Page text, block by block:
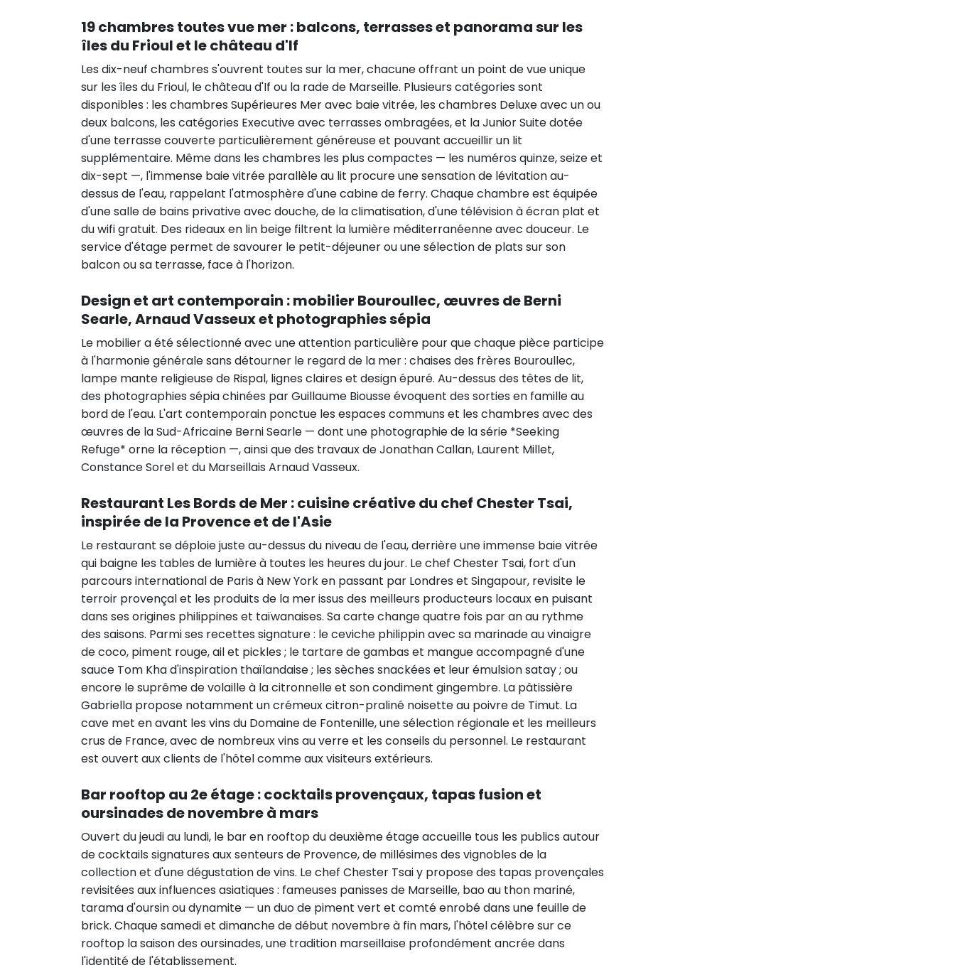
19 chambres toutes vue mer : balcons, terrasses et panorama sur les
îles du Frioul et le château d'If
Les dix-neuf chambres s'ouvrent toutes sur la mer, chacune offrant un point de vue unique
sur les îles du Frioul, le château d'If ou la rade de Marseille. Plusieurs catégories sont
disponibles : les chambres Supérieures Mer avec baie vitrée, les chambres Deluxe avec un ou
deux balcons, les catégories Executive avec terrasses ombragées, et la Junior Suite dotée
d'une terrasse couverte particulièrement généreuse et pouvant accueillir un lit
supplémentaire. Même dans les chambres les plus compactes — les numéros quinze, seize et
dix-sept —, l'immense baie vitrée parallèle au lit procure une sensation de lévitation au-
dessus de l'eau, rappelant l'atmosphère d'une cabine de ferry. Chaque chambre est équipée
d'une salle de bains privative avec douche, de la climatisation, d'une télévision à écran plat et
du wifi gratuit. Des rideaux en lin beige filtrent la lumière méditerranéenne avec douceur. Le
service d'étage permet de savourer le petit-déjeuner ou une sélection de plats sur son
balcon ou sa terrasse, face à l'horizon.
Design et art contemporain : mobilier Bouroullec, œuvres de Berni
Searle, Arnaud Vasseux et photographies sépia
Le mobilier a été sélectionné avec une attention particulière pour que chaque pièce participe
à l'harmonie générale sans détourner le regard de la mer : chaises des frères Bouroullec,
lampe mante religieuse de Rispal, lignes claires et design épuré. Au-dessus des têtes de lit,
des photographies sépia chinées par Guillaume Biousse évoquent des sorties en famille au
bord de l'eau. L'art contemporain ponctue les espaces communs et les chambres avec des
œuvres de la Sud-Africaine Berni Searle — dont une photographie de la série *Seeking
Refuge* orne la réception —, ainsi que des travaux de Jonathan Callan, Laurent Millet,
Constance Sorel et du Marseillais Arnaud Vasseux.
Restaurant Les Bords de Mer : cuisine créative du chef Chester Tsai,
inspirée de la Provence et de l'Asie
Le restaurant se déploie juste au-dessus du niveau de l'eau, derrière une immense baie vitrée
qui baigne les tables de lumière à toutes les heures du jour. Le chef Chester Tsai, fort d'un
parcours international de Paris à New York en passant par Londres et Singapour, revisite le
terroir provençal et les produits de la mer issus des meilleurs producteurs locaux en puisant
dans ses origines philippines et taïwanaises. Sa carte change quatre fois par an au rythme
des saisons. Parmi ses recettes signature : le ceviche philippin avec sa marinade au vinaigre
de coco, piment rouge, ail et pickles ; le tartare de gambas et mangue accompagné d'une
sauce Tom Kha d'inspiration thaïlandaise ; les sèches snackées et leur émulsion satay ; ou
encore le suprême de volaille à la citronnelle et son condiment gingembre. La pâtissière
Gabriella propose notamment un crémeux citron-praliné noisette au poivre de Timut. La
cave met en avant les vins du Domaine de Fontenille, une sélection régionale et les meilleurs
crus de France, avec de nombreux vins au verre et les conseils du personnel. Le restaurant
est ouvert aux clients de l'hôtel comme aux visiteurs extérieurs.
Bar rooftop au 2e étage : cocktails provençaux, tapas fusion et
oursinades de novembre à mars
Ouvert du jeudi au lundi, le bar en rooftop du deuxième étage accueille tous les publics autour
de cocktails signatures aux senteurs de Provence, de millésimes des vignobles de la
collection et d'une dégustation de vins. Le chef Chester Tsai y propose des tapas provençales
revisitées aux influences asiatiques : fameuses panisses de Marseille, bao au thon mariné,
tarama d'oursin ou dynamite — un duo de piment vert et comté enrobé dans une feuille de
brick. Chaque samedi et dimanche de début novembre à fin mars, l'hôtel célèbre sur ce
rooftop la saison des oursinades, une tradition marseillaise profondément ancrée dans
l'identité de l'établissement.